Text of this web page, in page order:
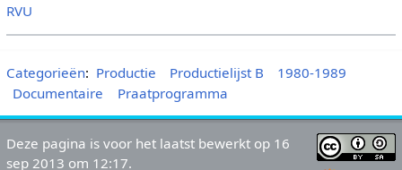
RVU
Categorieën: Productie Productielijst B
1980-1989
Documentaire
Praatprogramma
Deze pagina is voor het laatst bewerkt op 16
sep 2013 om 12:17.